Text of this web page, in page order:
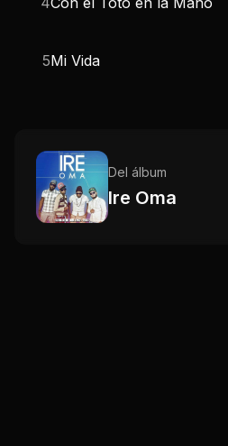
5Mi Vida
Del álbum
Ire Oma